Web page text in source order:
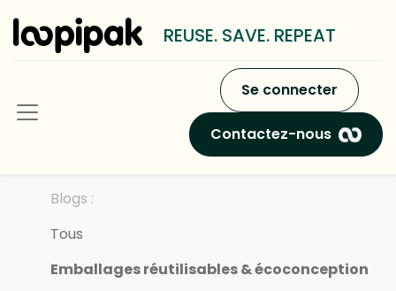
REUSE. SAVE. REPEAT
Se connecter
Contactez-nous
Blogs :
Tous
Emballages réutilisables & écoconception